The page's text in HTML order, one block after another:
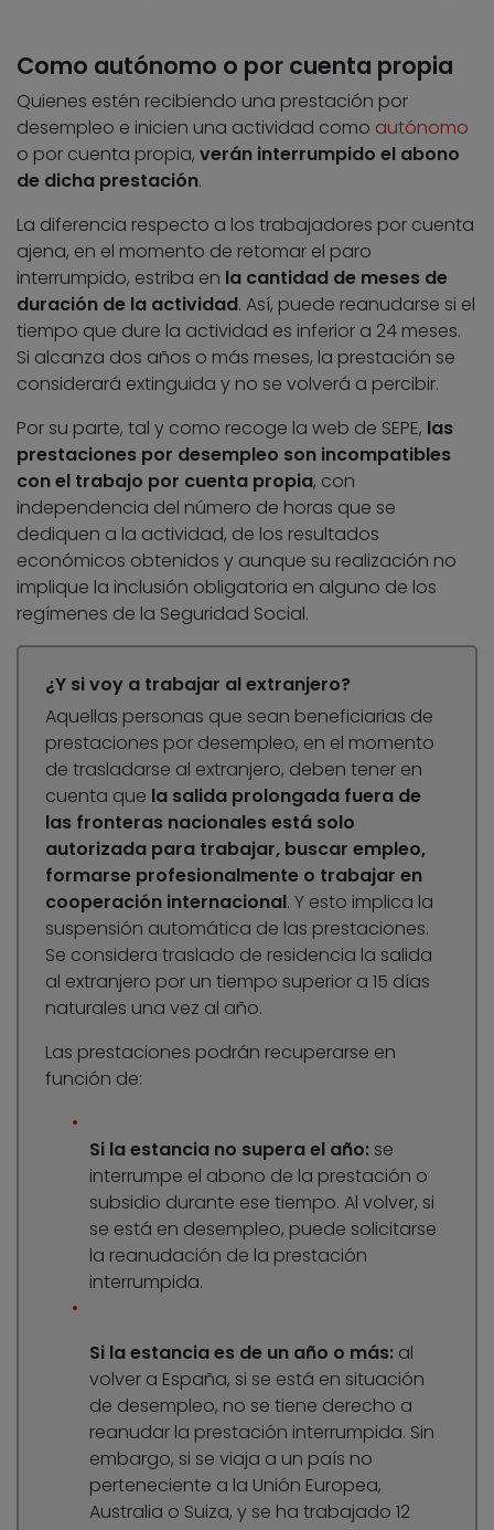
Como autónomo o por cuenta propia
Quienes estén recibiendo una prestación por
desempleo e inicien una actividad como autónomo
o por cuenta propia, verán interrumpido el abono
de dicha prestación.
La diferencia respecto a los trabajadores por cuenta
ajena, en el momento de retomar el paro
interrumpido, estriba en la cantidad de meses de
duración de la actividad. Así, puede reanudarse si el
tiempo que dure la actividad es inferior a 24 meses.
Si alcanza dos años o más meses, la prestación se
considerará extinguida y no se volverá a percibir.
Por su parte, tal y como recoge la web de SEPE, las
prestaciones por desempleo son incompatibles
con el trabajo por cuenta propia, con
independencia del número de horas que se
dediquen a la actividad, de los resultados
económicos obtenidos y aunque su realización no
implique la inclusión obligatoria en alguno de los
regímenes de la Seguridad Social.
¿Y si voy a trabajar al extranjero?
Aquellas personas que sean beneficiarias de
prestaciones por desempleo, en el momento
de trasladarse al extranjero, deben tener en
cuenta que la salida prolongada fuera de
las fronteras nacionales está solo
autorizada para trabajar, buscar empleo,
formarse profesionalmente o trabajar en
cooperación internacional. Y esto implica la
suspensión automática de las prestaciones.
Se considera traslado de residencia la salida
al extranjero por un tiempo superior a 15 días
naturales una vez al año.
Las prestaciones podrán recuperarse en
función de:
Si la estancia no supera el año: se
interrumpe el abono de la prestación o
subsidio durante ese tiempo. Al volver, si
se está en desempleo, puede solicitarse
la reanudación de la prestación
interrumpida.
Si la estancia es de un año o más: al
volver a España, si se está en situación
de desempleo, no se tiene derecho a
reanudar la prestación interrumpida. Sin
embargo, si se viaja a un país no
perteneciente a la Unión Europea,
Australia o Suiza, y se ha trabajado 12